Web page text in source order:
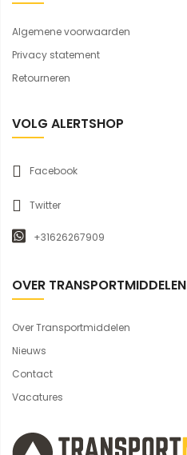
Algemene voorwaarden
Privacy statement
Retourneren
VOLG ALERTSHOP
Facebook
Twitter
+31626267909
OVER TRANSPORTMIDDELEN
Over Transportmiddelen
Nieuws
Contact
Vacatures